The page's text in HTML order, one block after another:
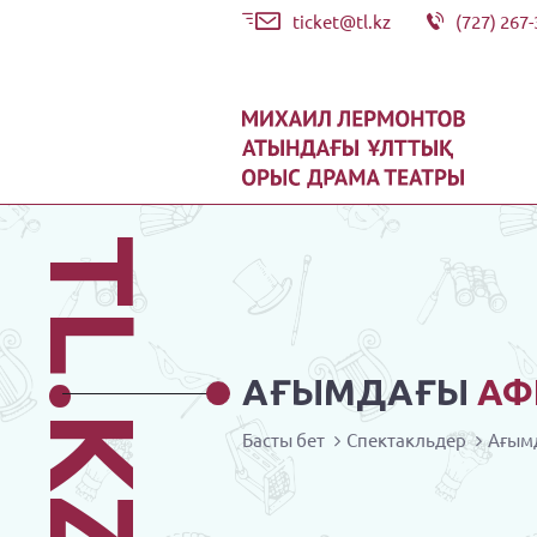
ticket@tl.kz (727)
АҒЫМДАҒЫ
TL.KZ Басты бет Спектакльдер